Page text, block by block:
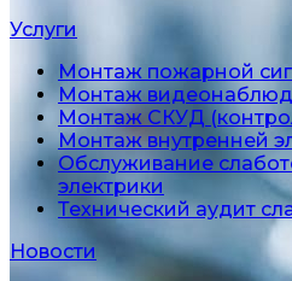
Услуги
Монтаж пожарной
Монтаж
Монтаж СКУД
Монтаж внутренней
Обслуживание
электрики
Технический аудит
Новости